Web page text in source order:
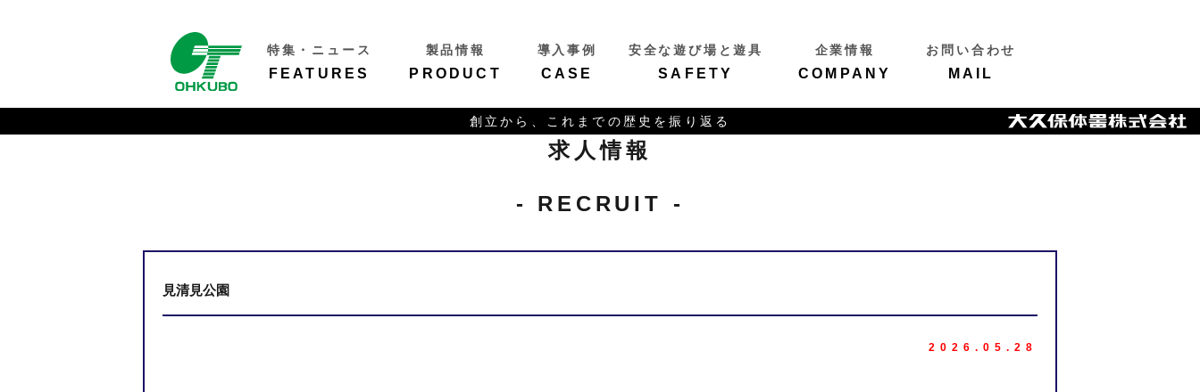
特集・ニュース
FEATURES
製品情報
PRODUCT
導入事例
CASE
安全な遊び場と遊具
SAFETY
企業情報
COMPANY
お問い合わせ
MAIL
創立から、これまでの歴史を振り返る
求人情報
- RECRUIT -
見清見公園
2026.05.28